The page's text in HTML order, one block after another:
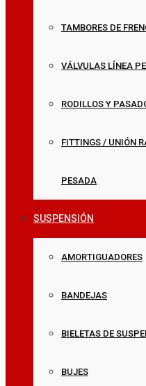
TAMBORES DE
VÁLVULAS LÍNEA
RODILLOS Y
FITTINGS / UNIÓN
PESADA
SUSPENSIÓN
AMORTIGUADORES
BANDEJAS
BIELETAS DE
BUJES